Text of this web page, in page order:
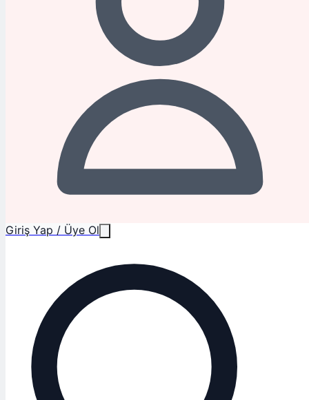
Giriş Yap / Üye Ol